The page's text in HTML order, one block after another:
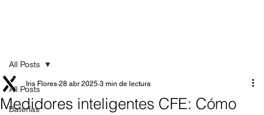
All Posts
Baterías
All Posts
Medidores inteligentes CFE: Cómo
Iris Flores 28 abr 2025 3 min de lectura